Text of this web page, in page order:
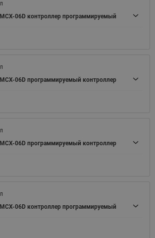
MCX-06D контроллер программируемый
MCX-06D программируемый контроллер
MCX-06D программируемый контроллер
MCX-06D контроллер программируемый